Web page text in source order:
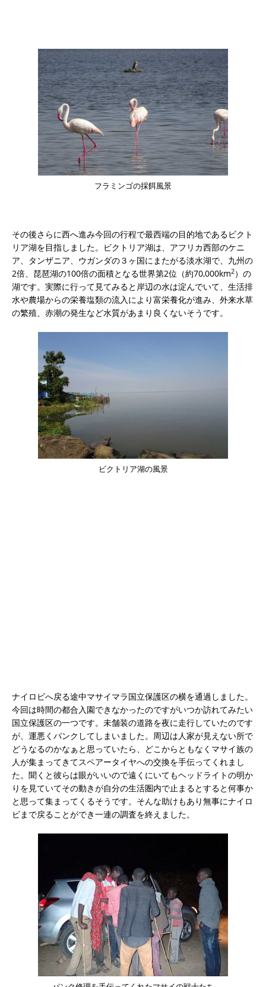
フラミンゴの採餌風景
その後さらに西へ進み今回の行程で最西端の目的地であるビクト
リア湖を目指しました。ビクトリア湖は、アフリカ西部のケニ
ア、タンザニア、ウガンダの３ヶ国にまたがる淡水湖で、九州の
2倍、琵琶湖の100倍の面積となる世界第2位（約70,000km2）の
湖です。実際に行って見てみると岸辺の水は淀んでいて、生活排
水や農場からの栄養塩類の流入により富栄養化が進み、外来水草
の繁殖、赤潮の発生など水質があまり良くないそうです。
ビクトリア湖の風景
ナイロビへ戻る途中マサイマラ国立保護区の横を通過しました。
今回は時間の都合入園できなかったのですがいつか訪れてみたい
国立保護区の一つです。未舗装の道路を夜に走行していたのです
が、運悪くパンクしてしまいました。周辺は人家が見えない所で
どうなるのかなぁと思っていたら、どこからともなくマサイ族の
人が集まってきてスペアータイヤへの交換を手伝ってくれまし
た。聞くと彼らは眼がいいので遠くにいてもヘッドライトの明か
りを見ていてその動きが自分の生活圏内で止まるとすると何事か
と思って集まってくるそうです。そんな助けもあり無事にナイロ
ビまで戻ることができ一連の調査を終えました。